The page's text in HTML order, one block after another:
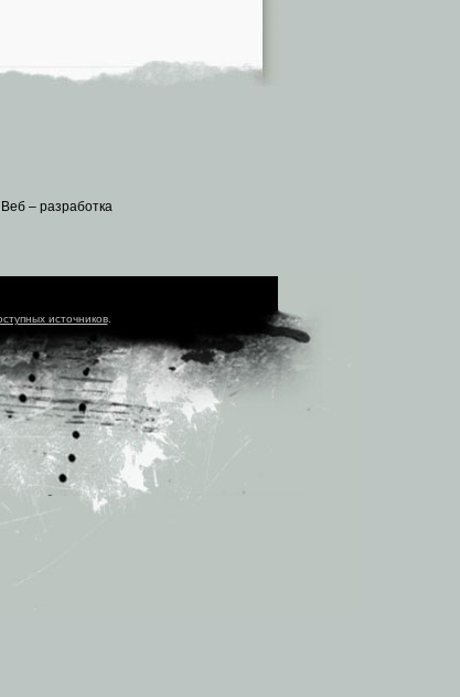
Веб – разработка
источников.